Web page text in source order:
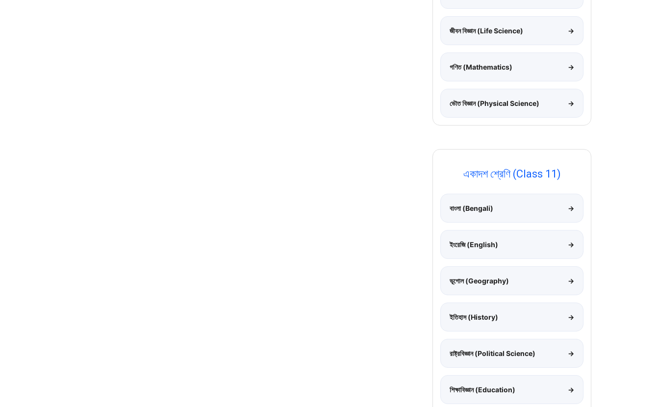
জীবন বিজ্ঞান (Life Science) →
গণিত (Mathematics) →
ভৌত বিজ্ঞান (Physical Science) →
একাদশ শ্রেণি (Class 11)
বাংলা (Bengali) →
ইংরেজি (English) →
ভূগোল (Geography) →
ইতিহাস (History) →
রাষ্ট্রবিজ্ঞান (Political Science) →
শিক্ষাবিজ্ঞান (Education) →